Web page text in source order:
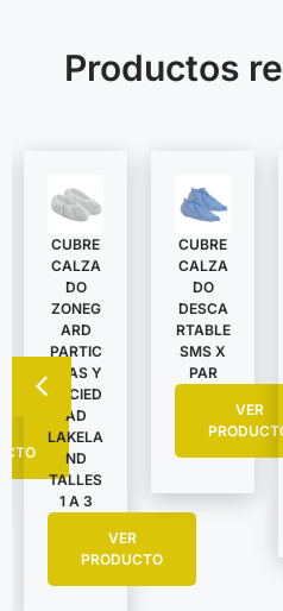
Productos
CUBRE
CALZA
DO
ZONEG
ARD
PARTIC
ULAS Y
SUCIED
AD
LAKELA
ND
TALLES
1 A 3
VER
PRODUCTO
CUBRE
CALZA
DO
DESCA
RTABLE
SMS X
PAR
VER